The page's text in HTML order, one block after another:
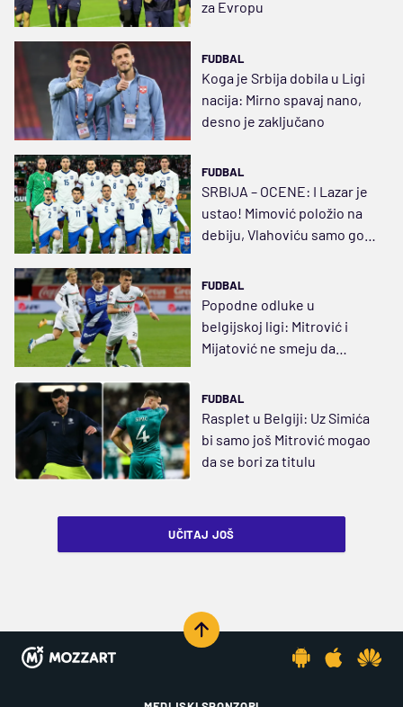
za Evropu
FUDBAL
Koga je Srbija dobila u Ligi
nacija: Mirno spavaj nano,
desno je zaključano
FUDBAL
SRBIJA – OCENE: I Lazar je
ustao! Mimović položio na
debiju, Vlahoviću samo gol
FUDBAL
Popodne odluke u
belgijskoj ligi: Mitrović i
Mijatović ne smeju da
FUDBAL
Rasplet u Belgiji: Uz Simića
bi samo još Mitrović mogao
da se bori za titulu
UČITAJ JOŠ